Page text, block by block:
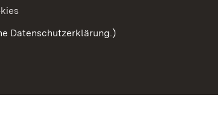
Datenschutzerklärung.)